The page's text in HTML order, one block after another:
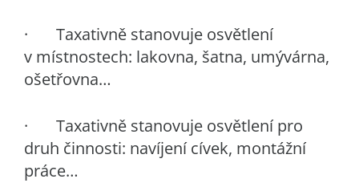
· Taxativně stanovuje osvětlení
v místnostech: lakovna, šatna, umývárna,
ošetřovna…
· Taxativně stanovuje osvětlení pro
druh činnosti: navíjení cívek, montážní
práce…